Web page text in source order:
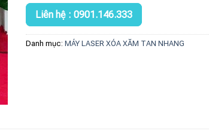
Liên hệ : 0901.146.333
Danh mục: MÁY LASER XÓA XĂM TAN NHANG